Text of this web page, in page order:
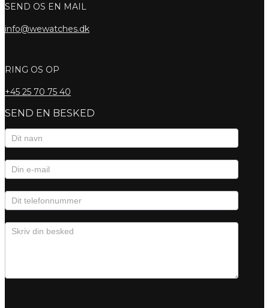
SEND OS EN MAIL
info@wewatches.dk
RING OS OP
+45 25 70 75 40
SEND EN BESKED
Kontaktformular